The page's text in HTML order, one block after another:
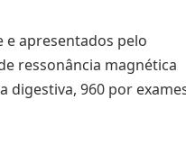
e apresentados pelo
ressonância magnética
digestiva, 960 por